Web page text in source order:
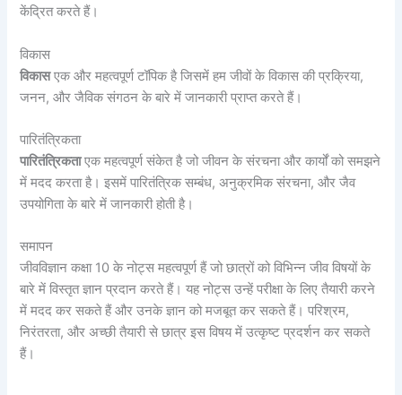
केंद्रित करते हैं।
विकास
विकासएक और महत्वपूर्ण टॉपिक है जिसमें हम जीवों के विकास की प्रक्रिया,
जनन, और जैविक संगठन के बारे में जानकारी प्राप्त करते हैं।
पारितंत्रिकता
पारितंत्रिकताएक महत्वपूर्ण संकेत है जो जीवन के संरचना और कार्यों को समझने
में मदद करता है। इसमें पारितंत्रिक सम्बंध, अनुक्रमिक संरचना, और जैव
उपयोगिता के बारे में जानकारी होती है।
समापन
जीवविज्ञान कक्षा 10 के नोट्स महत्वपूर्ण हैं जो छात्रों को विभिन्न जीव विषयों के
बारे में विस्तृत ज्ञान प्रदान करते हैं। यह नोट्स उन्हें परीक्षा के लिए तैयारी करने
में मदद कर सकते हैं और उनके ज्ञान को मजबूत कर सकते हैं। परिश्रम,
निरंतरता, और अच्छी तैयारी से छात्र इस विषय में उत्कृष्ट प्रदर्शन कर सकते
हैं।